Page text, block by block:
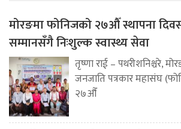
मोरङमा फोनिजको २७औँ स्थापना
सम्मानसँगै निःशुल्क स्वास्थ्य सेवा
तृष्णा राई – पथरीशनिश्चरे,
जनजाति पत्रकार महासंघ
२७औँ